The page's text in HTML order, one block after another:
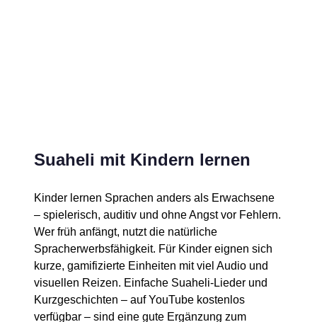
Suaheli mit Kindern lernen
Kinder lernen Sprachen anders als Erwachsene
– spielerisch, auditiv und ohne Angst vor Fehlern.
Wer früh anfängt, nutzt die natürliche
Spracherwerbsfähigkeit. Für Kinder eignen sich
kurze, gamifizierte Einheiten mit viel Audio und
visuellen Reizen. Einfache Suaheli-Lieder und
Kurzgeschichten – auf YouTube kostenlos
verfügbar – sind eine gute Ergänzung zum